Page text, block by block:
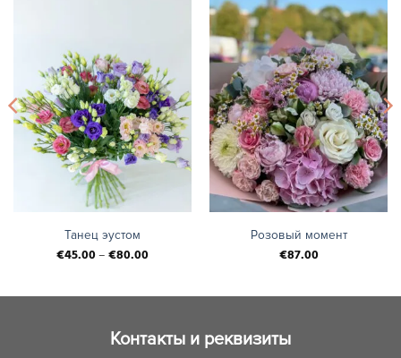
Танец эустом
€45.00– €80.00
Розовый момент
€87.00
Контакты и реквизиты